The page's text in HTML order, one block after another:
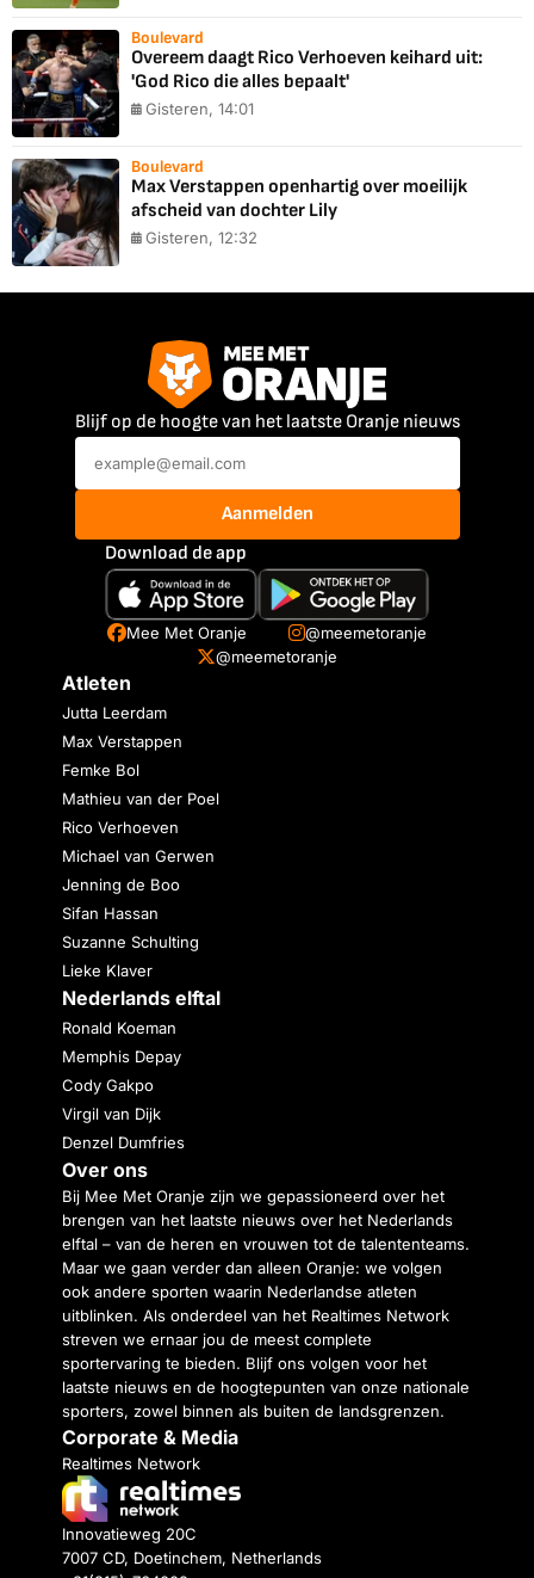
Boulevard
Overeem daagt Rico Verhoeven keihard uit:
'God Rico die alles bepaalt'
Gisteren, 14:01
Boulevard
Max Verstappen openhartig over moeilijk
afscheid van dochter Lily
Gisteren, 12:32
Blijf op de hoogte van het laatste Oranje nieuws
Aanmelden
Download de app
Mee Met Oranje
@meemetoranje
@meemetoranje
Atleten
Jutta Leerdam
Max Verstappen
Femke Bol
Mathieu van der Poel
Rico Verhoeven
Michael van Gerwen
Jenning de Boo
Sifan Hassan
Suzanne Schulting
Lieke Klaver
Nederlands elftal
Ronald Koeman
Memphis Depay
Cody Gakpo
Virgil van Dijk
Denzel Dumfries
Over ons
Bij Mee Met Oranje zijn we gepassioneerd over het
brengen van het laatste nieuws over het Nederlands
elftal – van de heren en vrouwen tot de talententeams.
Maar we gaan verder dan alleen Oranje: we volgen
ook andere sporten waarin Nederlandse atleten
uitblinken. Als onderdeel van het Realtimes Network
streven we ernaar jou de meest complete
sportervaring te bieden. Blijf ons volgen voor het
laatste nieuws en de hoogtepunten van onze nationale
sporters, zowel binnen als buiten de landsgrenzen.
Corporate & Media
Realtimes Network
Innovatieweg 20C
7007 CD, Doetinchem, Netherlands